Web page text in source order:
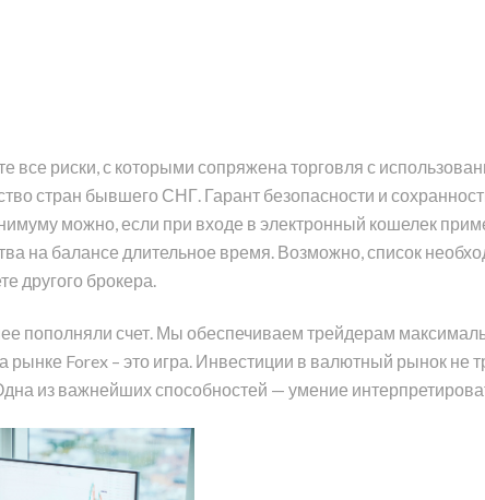
риски, с которыми сопряжена торговля с
стран бывшего СНГ. Гарант безопасности и
можно, если при входе в электронный кошелек
на балансе длительное время. Возможно, список
другого брокера.
пополняли счет. Мы обеспечиваем трейдерам
Forex – это игра. Инвестиции в валютный рынок не
из важнейших способностей — умение